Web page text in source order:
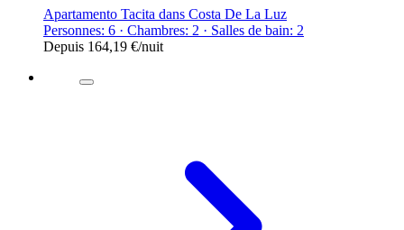
Apartamento Tacita dans Costa De La Luz
Personnes: 6 · Chambres: 2 · Salles de bain: 2
Depuis 164,19 €/nuit